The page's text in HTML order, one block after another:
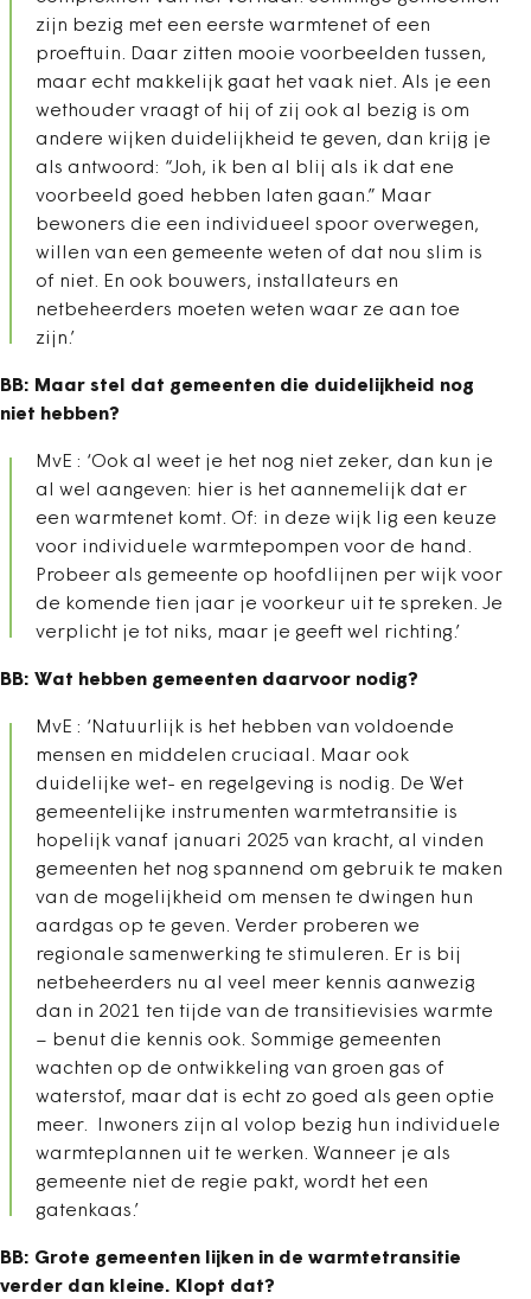
zijn bezig met een eerste warmtenet of een
proeftuin. Daar zitten mooie voorbeelden tussen,
maar echt makkelijk gaat het vaak niet. Als je een
wethouder vraagt of hij of zij ook al bezig is om
andere wijken duidelijkheid te geven, dan krijg je
als antwoord: “Joh, ik ben al blij als ik dat ene
voorbeeld goed hebben laten gaan.” Maar
bewoners die een individueel spoor overwegen,
willen van een gemeente weten of dat nou slim is
of niet. En ook bouwers, installateurs en
netbeheerders moeten weten waar ze aan toe
zijn.’
BB: Maar stel dat gemeenten die duidelijkheid nog
niet hebben?
MvE : ‘Ook al weet je het nog niet zeker, dan kun je
al wel aangeven: hier is het aannemelijk dat er
een warmtenet komt. Of: in deze wijk lig een keuze
voor individuele warmtepompen voor de hand.
Probeer als gemeente op hoofdlijnen per wijk voor
de komende tien jaar je voorkeur uit te spreken. Je
verplicht je tot niks, maar je geeft wel richting.’
BB: Wat hebben gemeenten daarvoor nodig?
MvE : ‘Natuurlijk is het hebben van voldoende
mensen en middelen cruciaal. Maar ook
duidelijke wet- en regelgeving is nodig. De Wet
gemeentelijke instrumenten warmtetransitie is
hopelijk vanaf januari 2025 van kracht, al vinden
gemeenten het nog spannend om gebruik te maken
van de mogelijkheid om mensen te dwingen hun
aardgas op te geven. Verder proberen we
regionale samenwerking te stimuleren. Er is bij
netbeheerders nu al veel meer kennis aanwezig
dan in 2021 ten tijde van de transitievisies warmte
– benut die kennis ook. Sommige gemeenten
wachten op de ontwikkeling van groen gas of
waterstof, maar dat is echt zo goed als geen optie
meer. Inwoners zijn al volop bezig hun individuele
warmteplannen uit te werken. Wanneer je als
gemeente niet de regie pakt, wordt het een
gatenkaas.’
BB: Grote gemeenten lijken in de warmtetransitie
verder dan kleine. Klopt dat?